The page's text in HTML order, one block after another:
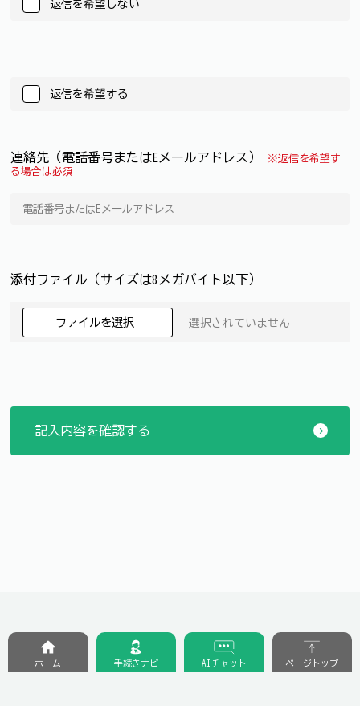
返信を希望しない
返信を希望する
連絡先（電話番号またはEメールアドレス）
※返信を希望す
る場合は必須
添付ファイル（サイズは8メガバイト以下）
ファイルを選択 選択されていません
ホーム 手続きナビ AIチャット ページトップ